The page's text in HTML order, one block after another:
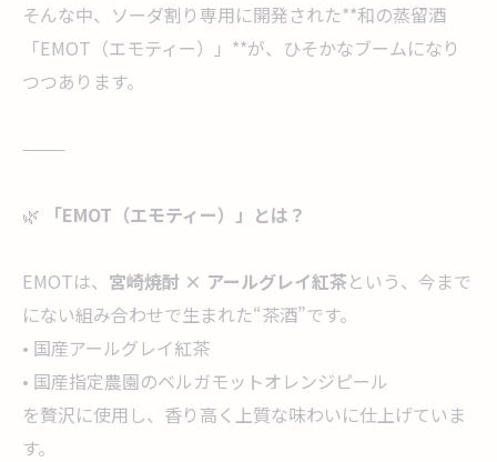
そんな中、ソーダ割り専用に開発された**和の蒸留酒
「EMOT（エモティー）」**が、ひそかなブームになり
つつあります。
⸻
🌿 「EMOT（エモティー）」とは？
EMOTは、 宮崎焼酎 × アールグレイ紅茶という、今まで
にない組み合わせで生まれた“茶酒”です。
• 国産アールグレイ紅茶
• 国産指定農園のベルガモットオレンジピール
を贅沢に使用し、香り高く上質な味わいに仕上げていま
す。